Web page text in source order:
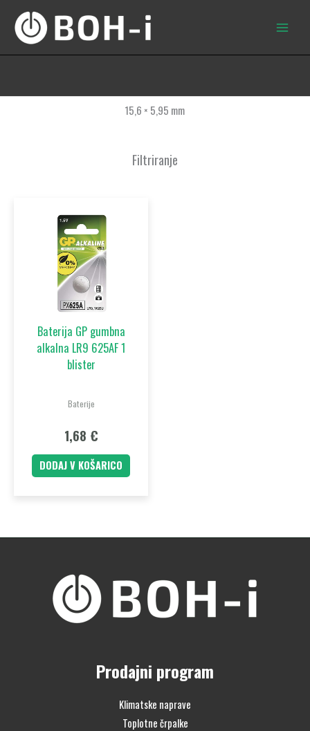
content
15,6 × 5,95 mm
Filtriranje
Baterija GP gumbna
alkalna LR9 625AF 1
blister
Baterije
1,68 €
DODAJ V KOŠARICO
Prodajni program
Klimatske naprave
Toplotne črpalke